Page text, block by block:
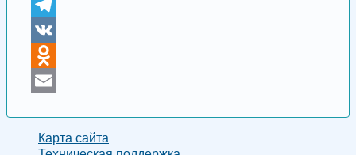
Telegram
VK
Odnoklassniki
Карта сайта